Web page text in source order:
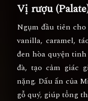
Vị rượu
Ngụm đầu tiên
vanilla, caramel,
đen hòa quyện
đà, tạo cảm giác
nặng. Dấu ấn của
gỗ quý, giúp tổng